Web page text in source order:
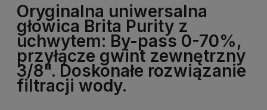
Oryginalna uniwersalna
głowica Brita Purity z
uchwytem: By-pass 0-70%,
przyłącze gwint zewnętrzny
3/8". Doskonałe rozwiązanie
filtracji wody.